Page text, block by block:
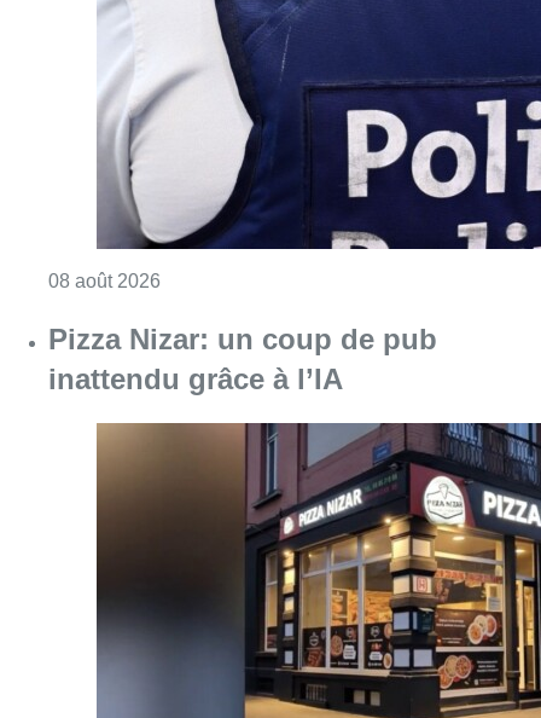
08 août 2026
Pizza Nizar: un coup de pub
inattendu grâce à l’IA